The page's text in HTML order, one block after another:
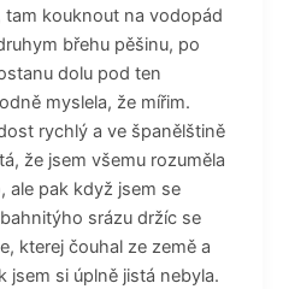
kouknout na vodopád
břehu pěšinu, po
dolu pod ten
myslela, že mířim.
rychlý a ve španělštině
že jsem všemu rozuměla
ale pak když jsem se
srázu držíc se
kterej čouhal ze země a
jsem si úplně jistá nebyla.